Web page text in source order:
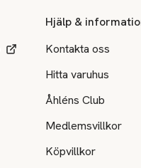
Hjälp &
Kontakta oss
Hitta varuhus
Åhléns Club
Medlemsvillkor
Köpvillkor